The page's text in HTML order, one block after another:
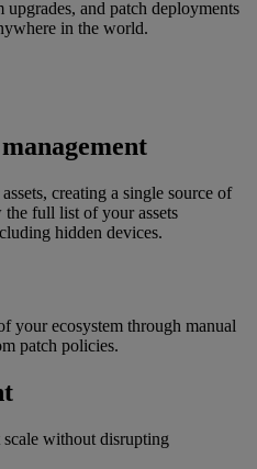
upgrades, and patch deployments
in the world.
creating a single source of
full list of your assets
hidden devices.
your ecosystem through manual
patch policies.
without disrupting